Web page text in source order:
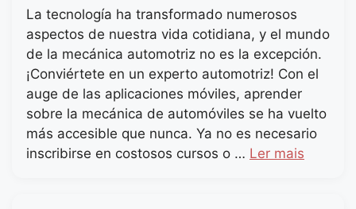
La tecnología ha transformado numerosos
aspectos de nuestra vida cotidiana, y el mundo
de la mecánica automotriz no es la excepción.
¡Conviértete en un experto automotriz! Con el
auge de las aplicaciones móviles, aprender
sobre la mecánica de automóviles se ha vuelto
más accesible que nunca. Ya no es necesario
inscribirse en costosos cursos o … Ler mais